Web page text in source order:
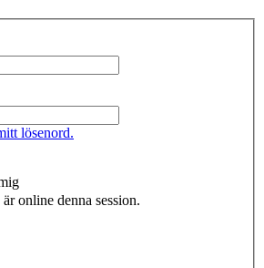
lösenord.
online denna session.